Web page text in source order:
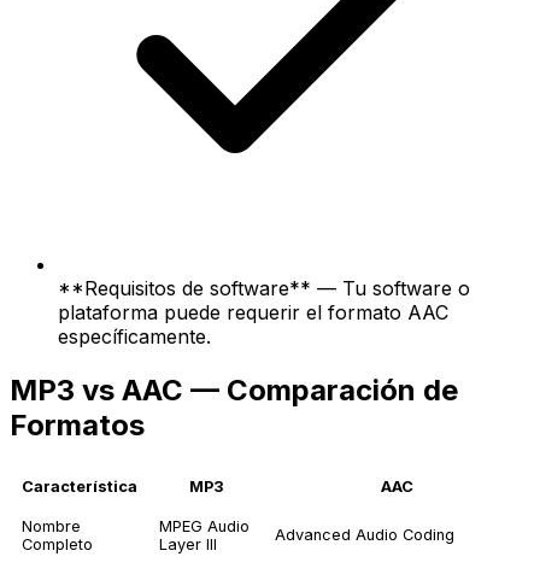
**Requisitos de software** — Tu software o
plataforma puede requerir el formato AAC
específicamente.
MP3 vs AAC — Comparación de
Formatos
Característica MP3 AAC
Nombre
Completo
MPEG Audio
Layer III
Advanced Audio Coding